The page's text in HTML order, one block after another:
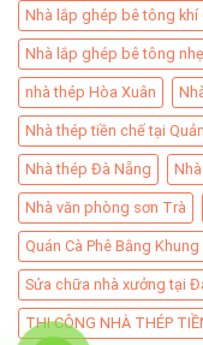
Nhà lắp ghép bê tông
Nhà lắp ghép bê tông
nhà thép Hòa Xuân
Nhà thép tiền chế tại
Nhà thép Đà Nẵng
Nhà văn phòng sơn Trà
Quán Cà Phê Bằng
Sửa chữa nhà xưởng tại
THI CÔNG NHÀ THÉP